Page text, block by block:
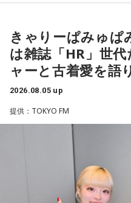
「実は列車銃撃の調査を始
前が分かっていたのは、わず
ていらっしゃいます。
齊藤さんは23歳の時、市が
録」の編集に関わったこと
して、戦争体験の聞き取り
「遥香先生にお知らせです
人で東京に行きます。ディ
に乃木坂46が好きなので、
京公演が当たれば、遥香先生
す！」（大阪府 19歳）
◆当たりますように♡
賀喜：夏休みに恋人と東京
ィズニーは暑いよ～。昔、
ディズニーって基本外だか
日陰に入ったとしても、ま
かくかわいくして恋人と来
きゃりーぱみゅぱ
は雑誌「HR」世
ャーと古着愛を語
2026.08.05 up
提供：TOKYO FM